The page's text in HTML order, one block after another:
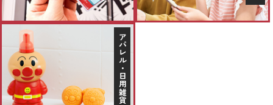
アパレル・日用雑貨